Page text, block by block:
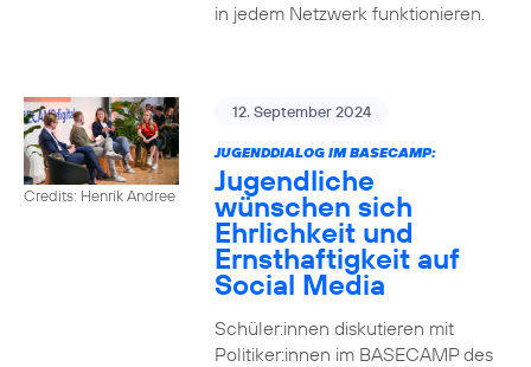
in jedem Netzwerk funktionieren.
Credits: Henrik Andree
12. September 2024
JUGENDDIALOG IM BASECAMP:
Jugendliche
wünschen sich
Ehrlichkeit und
Ernsthaftigkeit auf
Social Media
Schüler:innen diskutieren mit
Politiker:innen im BASECAMP des